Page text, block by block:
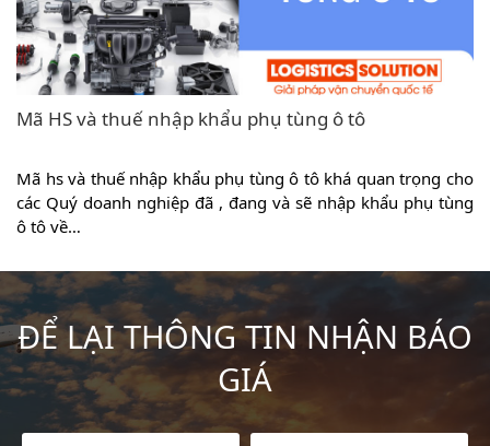
cho
phụ tùng
Thủ tục phân loại trang thiết bị y tế
Phân loại trang thiết bị y tế là một trong những thủ
buộc khi Quý doanh nghiệp muốn nhập khẩu
ĐỂ LẠI THÔNG TIN NHẬN BÁO
GIÁ